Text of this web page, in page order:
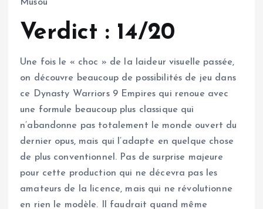
Musou
Verdict : 14/20
Une fois le « choc » de la laideur visuelle passée,
on découvre beaucoup de possibilités de jeu dans
ce Dynasty Warriors 9 Empires qui renoue avec
une formule beaucoup plus classique qui
n’abandonne pas totalement le monde ouvert du
dernier opus, mais qui l’adapte en quelque chose
de plus conventionnel. Pas de surprise majeure
pour cette production qui ne décevra pas les
amateurs de la licence, mais qui ne révolutionne
en rien le modèle. Il faudrait quand même